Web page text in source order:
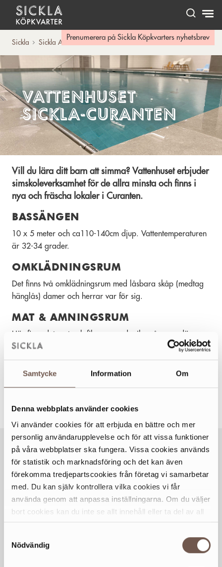
Samtycke Information Om
Denna webbplats använder cookies
Vi använder cookies för att erbjuda en bättre och mer
personlig användarupplevelse och för att vissa funktioner
på våra webbplatser ska fungera. Vissa cookies används
för statistik och marknadsföring och det kan även
förekomma tredjepartscookies från företag vi samarbetar
med. Du kan själv kontrollera vilka cookies vi får
använda genom att anpassa inställningarna. Om du väljer
bort cookies kan du inte se allt innehåll eller ta del av all
Nödvändig
Hem
Prenumerera på Sickla Köpkvarters nyhetsbrev
Sickla Sickla A-Ö Vattenhuset
Vattenhuset
Sickla-Curanten
KONTAKT
08-798 50 88
info@vattenhuset.com
vattenhuset.com
Vill du lära ditt barn att simma? Vattenhuset erbjuder
simskoleverksamhet för de allra minsta och finns i
nya och fräscha lokaler i Curanten.
BASSÄNGEN
10 x 5 meter och ca110-140cm djup. Vattentemperaturen
är 32-34 grader.
OMKLÄDNINGSRUM
Det finns två omklädningsrum med låsbara skåp (medtag
hänglås) damer och herrar var för sig.
MAT & AMNINGSRUM
Här finns det mat och fikarum med mikrovågsugn där man
kan ge de små lite energi.
VILL DU BOKA EN SIMKURS ELLER
VATTENGYMNASTIK?